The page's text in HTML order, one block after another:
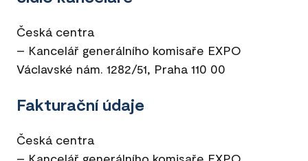
Česká centra
– Kancelář generálního komisaře EXPO
Václavské nám. 1282/51, Praha 110 00
Fakturační údaje
Česká centra